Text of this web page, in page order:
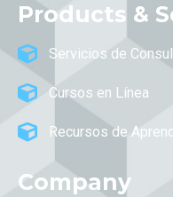
Products &
Servicios de
Cursos en Línea
Recursos de
Company